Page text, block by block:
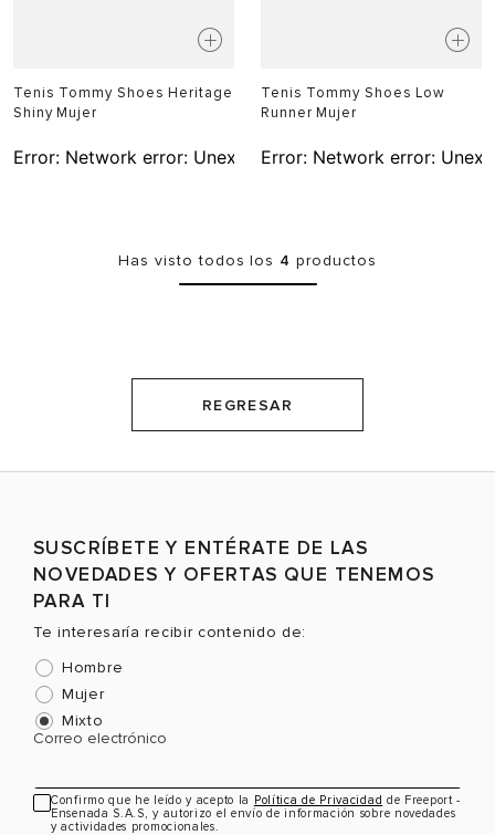
Tenis Tommy Shoes Heritage
Shiny Mujer
Error: Network error: Unexpected token T in JSON at
Tenis Tommy Shoes Low
Runner Mujer
Error: Network error:
Has visto todos los 4 productos
REGRESAR
SUSCRÍBETE Y ENTÉRATE DE LAS
NOVEDADES Y OFERTAS QUE TENEMOS
PARA TI
Te interesaría recibir contenido de:
Hombre
Mujer
Mixto
Correo electrónico
Confirmo que he leído y acepto la Política de Privacidad de Freeport -
Ensenada S.A.S, y autorizo el envío de información sobre novedades
y actividades promocionales.